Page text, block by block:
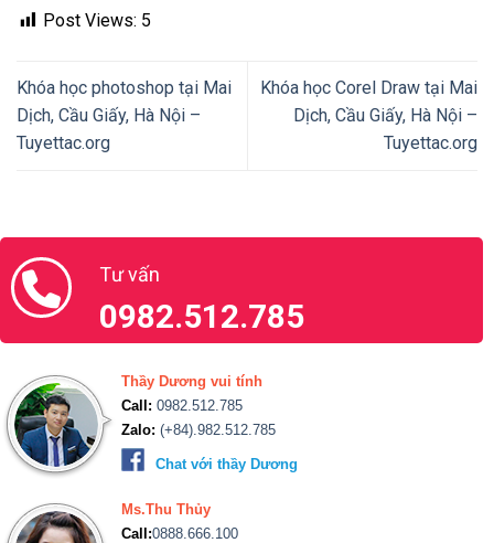
Post Views: 5
Khóa học photoshop tại Mai
Dịch, Cầu Giấy, Hà Nội –
Tuyettac.org
Khóa học Corel Draw tại Mai
Dịch, Cầu Giấy, Hà Nội –
Tuyettac.org
Tư vấn
0982.512.785
Thầy Dương vui tính
Call: 0982.512.785
Zalo: (+84).982.512.785
Chat với thầy Dương
Ms.Thu Thủy
Call:0888.666.100